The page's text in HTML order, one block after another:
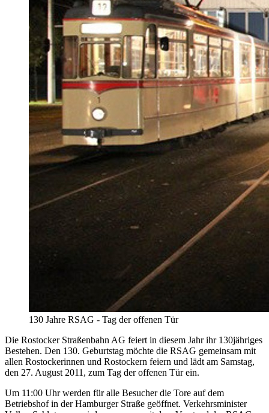
130 Jahre RSAG - Tag der offenen Tür
Die Rostocker Straßenbahn AG feiert in diesem Jahr ihr 130jähriges
Bestehen. Den 130. Geburtstag möchte die RSAG gemeinsam mit
allen Rostockerinnen und Rostockern feiern und lädt am Samstag,
den 27. August 2011, zum Tag der offenen Tür ein.
Um 11:00 Uhr werden für alle Besucher die Tore auf dem
Betriebshof in der Hamburger Straße geöffnet. Verkehrsminister